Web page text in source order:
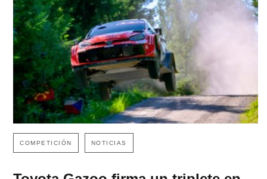
COMPETICIÓN NOTICIAS